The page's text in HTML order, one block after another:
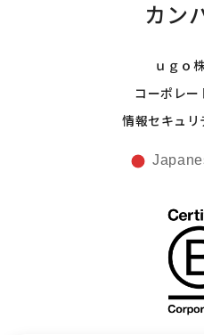
カン
ｕｇｏ
コーポレー
情報セキュリ